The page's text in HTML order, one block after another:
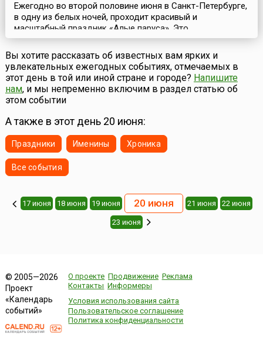
Ежегодно во второй половине июня в Санкт-Петербурге,
в одну из белых ночей, проходит красивый и
масштабный праздник «Алые паруса». Это
общегородской праздник выпускников средних школ
северной столицы России. Хотя фиксированной даты у
него нет, но, как правило, он проводится в субботу,
максимально ближайшую к самой светлой ночи. Но
никогда не 22 июня — День памяти и скорби.Девизом
праздника...
Вы хотите рассказать об известных вам ярких и
увлекательных ежегодных событиях, отмечаемых в
этот день в той или иной стране и городе? Напишите
нам, и мы непременно включим в раздел статью об
этом событии
А также в этот день 20 июня:
Праздники Именины Хроника
Все события
17 июня 18 июня 19 июня 20 июня 21 июня 22 июня
23 июня
© 2005—2026
Проект
«Календарь
событий»
О проекте Продвижение Реклама
Контакты Информеры
Условия использования сайта
Пользовательское соглашение
Политика конфиденциальности